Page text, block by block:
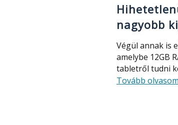
nagyobb
Végül annak is
amelybe 12GB
tabletről tudni
Tovább olvasom